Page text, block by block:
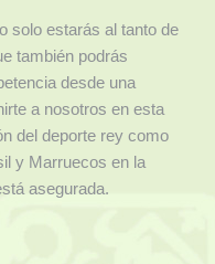
solo estarás al tanto de
también podrás
desde una
a nosotros en esta
del deporte rey como
y Marruecos en la
asegurada.